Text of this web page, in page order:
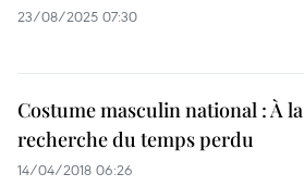
23/08/2025 07:30
Costume masculin national : À la
recherche du temps perdu
14/04/2018 06:26